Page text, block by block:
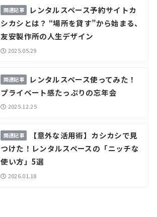
レンタルスペース予約サイトカ
シカシとは？ “場所を貸す”から始まる、
友安製作所の人生デザイン
2025.05.29
レンタルスペース使ってみた！
プライベート感たっぷりの忘年会
2025.12.25
【意外な活用術】カシカシで見
つけた！レンタルスペースの「ニッチな
使い方」5選
2026.01.18